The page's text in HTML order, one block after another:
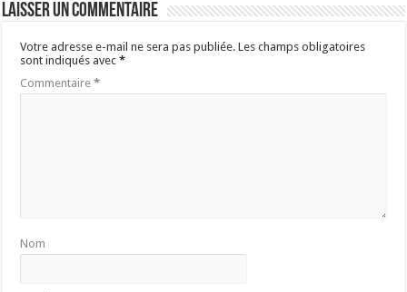
Laisser un commentaire
Votre adresse e-mail ne sera pas publiée. Les champs obligatoires
sont indiqués avec*
Commentaire*
Nom